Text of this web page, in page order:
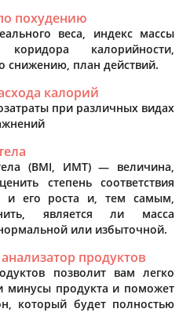
похудению
веса, индекс массы
калорийности,
снижению, план действий.
калорий
при различных видах
(BMI, ИМТ) — величина,
степень соответствия
и его роста и, тем самым,
является ли масса
или избыточной.
продуктов
позволит вам легко
минусы продукта и поможет
который будет полностью